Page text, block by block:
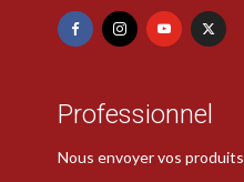
Professionnel
Nous envoyer vos produits